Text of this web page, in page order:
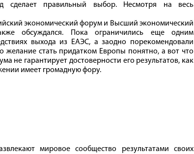
правильный выбор. Несмотря на весь
экономический форум и Высший экономический
обсуждался. Пока ограничились еще одним
выхода из ЕАЭС, а заодно порекомендовали
стать придатком Европы понятно, а вот что
не гарантирует достоверности его результатов, как
имеет громадную фору.
мировое сообщество результатами своих